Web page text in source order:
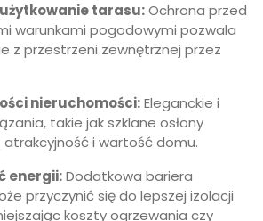
tarasu:Ochrona przed
warunkami pogodowymi pozwala
z przestrzeni zewnętrznej przez
nieruchomości:Eleganckie i
takie jak szklane osłony
i wartość domu.
energii:Dodatkowa bariera
przyczynić się do lepszej izolacji
koszty ogrzewania czy